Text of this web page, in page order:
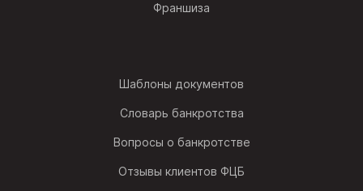
Франшиза
Шаблоны документов
Словарь банкротства
Вопросы о банкротстве
Отзывы клиентов ФЦБ